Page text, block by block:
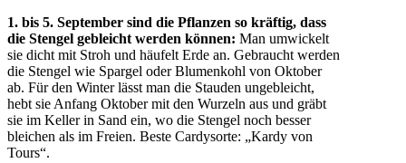
1. bis 5. September sind die Pflanzen so kräftig, dass
die Stengel gebleicht werden können: Man umwickelt
sie dicht mit Stroh und häufelt Erde an. Gebraucht werden
die Stengel wie Spargel oder Blumenkohl von Oktober
ab. Für den Winter lässt man die Stauden ungebleicht,
hebt sie Anfang Oktober mit den Wurzeln aus und gräbt
sie im Keller in Sand ein, wo die Stengel noch besser
bleichen als im Freien. Beste Cardysorte: „Kardy von
Tours“.